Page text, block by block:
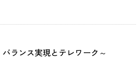
ランス実現とテレワーク～